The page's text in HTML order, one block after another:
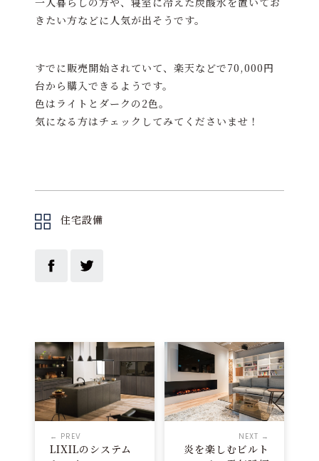
きたい方などに人気が出そうです。
すでに販売開始されていて、楽天などで70,000円
台から購入できるようです。
色はライトとダークの2色。
気になる方はチェックしてみてくださいませ！
住宅設備
← PREV
LIXILのシステム
NEXT →
炎を楽しむビルト